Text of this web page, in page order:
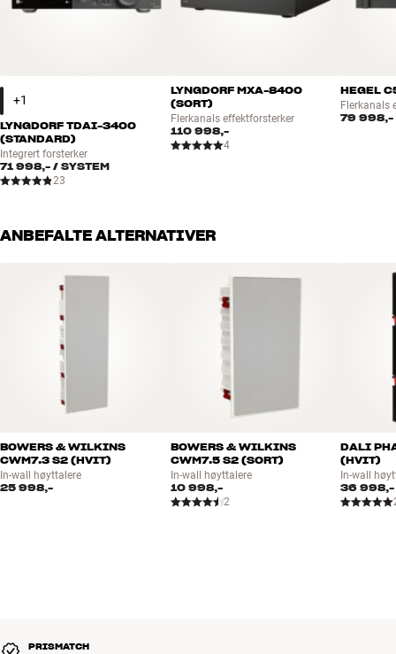
LYNGDORF TDAI-3400
(STANDARD)
Integrert forsterker
71 998,- / SYSTEM
23
LYNGDORF MXA-8400
(SORT)
Flerkanals effektforsterker
110 998,-
4
HEGEL
Flerkanals
79 998,-
ANBEFALTE ALTERNATIVER
BOWERS & WILKINS
CWM7.3 S2 (HVIT)
In-wall høyttalere
25 998,-
BOWERS & WILKINS
CWM7.5 S2 (SORT)
In-wall høyttalere
10 998,-
2
DALI
(HVIT)
In-wall
36 998,-
PRISMATCH